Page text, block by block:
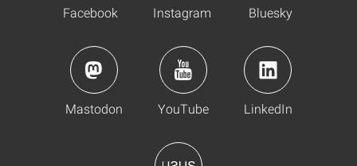
Facebook Instagram Bluesky
Mastodon YouTube LinkedIn